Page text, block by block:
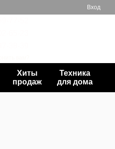
Вход
Хиты
продаж
Техника
для дома